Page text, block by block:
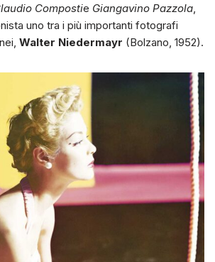
Compostie Giangavino Pazzola
uno tra i più importanti fotografi
Walter Niedermayr (Bolzano, 1952).